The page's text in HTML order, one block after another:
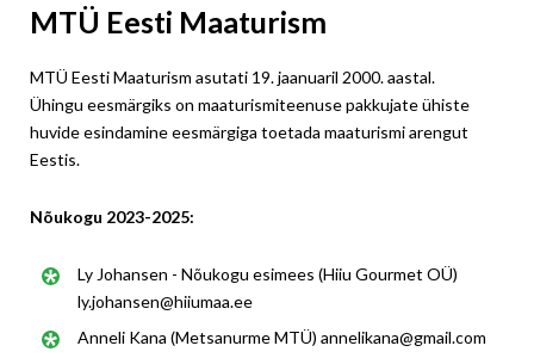
MTÜ Eesti Maaturism
MTÜ Eesti Maaturism asutati 19. jaanuaril 2000. aastal.
Ühingu eesmärgiks on maaturismiteenuse pakkujate ühiste
huvide esindamine eesmärgiga toetada maaturismi arengut
Eestis.
Nõukogu 2023-2025:
Ly Johansen - Nõukogu esimees (Hiiu Gourmet OÜ)
ly.johansen@hiiumaa.ee
Anneli Kana (Metsanurme MTÜ) annelikana@gmail.com